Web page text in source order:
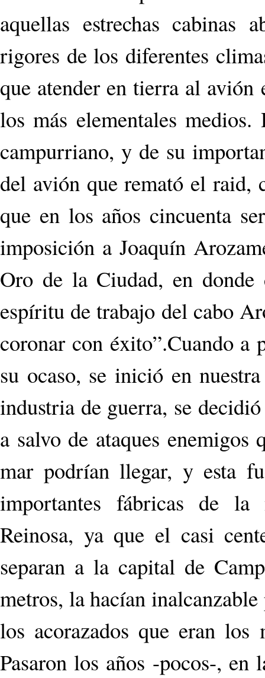
aquellas estrechas cabinas
rigores de los diferentes
que atender en tierra al avión
los más elementales
campurriano, y de su
del avión que remató el raid,
que en los años cincuenta
imposición a Joaquín
Oro de la Ciudad, en
espíritu de trabajo del cabo
coronar con éxito”.Cuando
su ocaso, se inició en
industria de guerra, se
a salvo de ataques
mar podrían llegar, y esta
importantes fábricas de la
Reinosa, ya que el casi
separan a la capital de
metros, la hacían
los acorazados que eran los
Pasaron los años -pocos-,